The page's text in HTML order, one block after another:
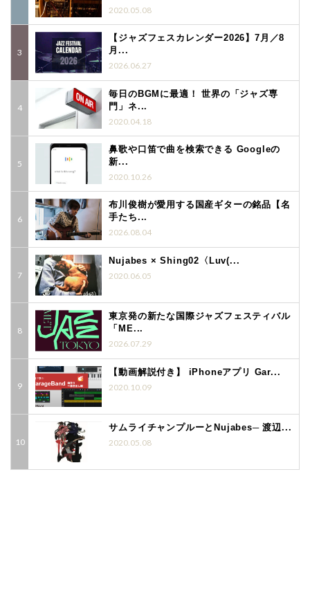
2020.05.08
【ジャズフェスカレンダー2026】7月／8
月...
2026.06.27
毎日のBGMに最適！ 世界の「ジャズ専
門」ネ...
2020.04.18
鼻歌や口笛で曲を検索できる Googleの
新...
2020.10.26
布川俊樹が愛用する国産ギターの銘品【名
手たち...
2026.08.04
Nujabes × Shing02〈Luv(...
2020.06.05
東京発の新たな国際ジャズフェスティバル
「ME...
2026.07.29
【動画解説付き】 iPhoneアプリ Gar...
2020.10.09
サムライチャンプルーとNujabes─ 渡辺...
2020.05.08